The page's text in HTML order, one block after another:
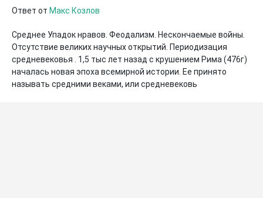
Ответ от Макс Козлов
Среднее Упадок нравов. Феодализм. Нескончаемые войны.
Отсутствие великих научных открытий. Периодизация
средневековья . 1,5 тыс лет назад с крушением Рима (476г)
началась новая эпоха всемирной истории. Ее принято
называть средними веками, или средневековь